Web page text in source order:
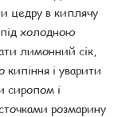
цедру в киплячу
холодною
лимонний сік,
і уварити
сиропом і
розмарину